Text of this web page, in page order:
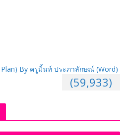
By ครูมิ้นท์ ประภาลักษณ์ (Word)
(59,933)